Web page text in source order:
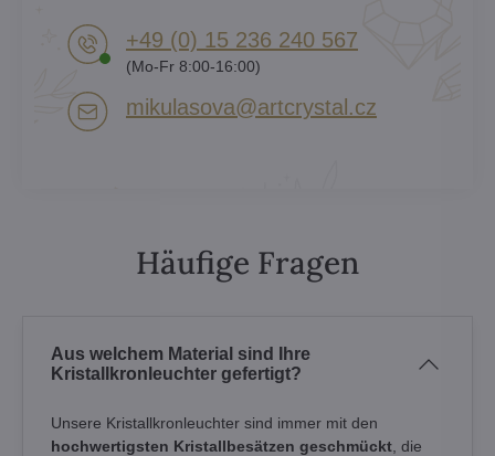
+49 (0) 15 236 240 567
(Mo-Fr 8:00-16:00)
mikulasova​@artcrystal​.cz
Häufige Fragen
Aus welchem Material sind Ihre
Kristallkronleuchter gefertigt?
Unsere Kristallkronleuchter sind immer mit den
hochwertigsten Kristallbesätzen geschmückt , die